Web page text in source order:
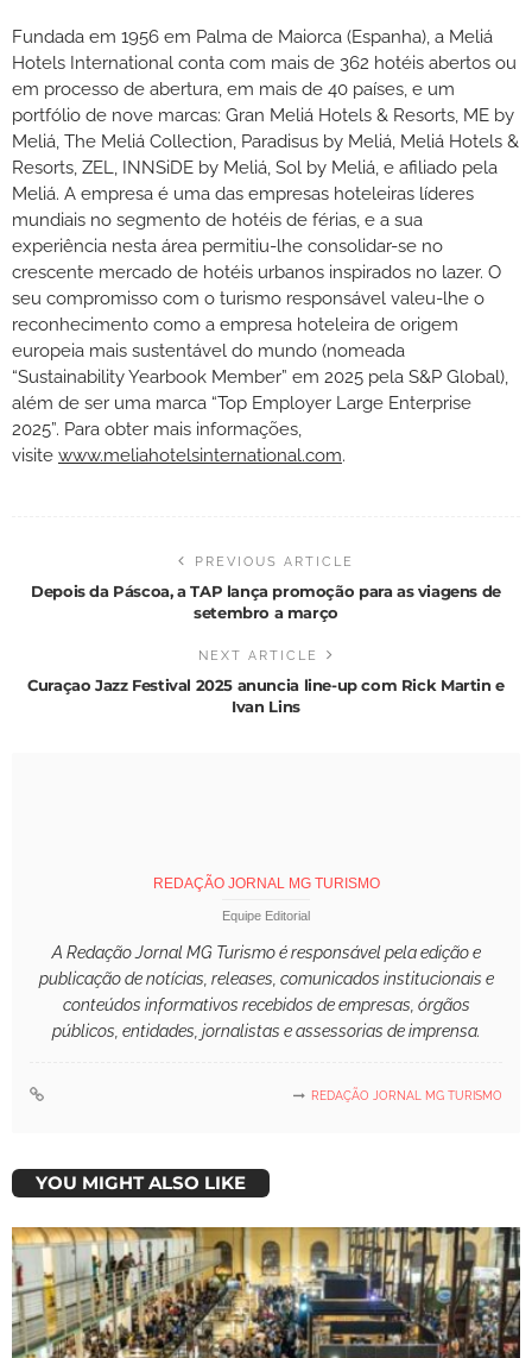
Fundada em 1956 em Palma de Maiorca (Espanha), a Meliá
Hotels International conta com mais de 362 hotéis abertos ou
em processo de abertura, em mais de 40 países, e um
portfólio de nove marcas: Gran Meliá Hotels & Resorts, ME by
Meliá, The Meliá Collection, Paradisus by Meliá, Meliá Hotels &
Resorts, ZEL, INNSiDE by Meliá, Sol by Meliá, e afiliado pela
Meliá. A empresa é uma das empresas hoteleiras líderes
mundiais no segmento de hotéis de férias, e a sua
experiência nesta área permitiu-lhe consolidar-se no
crescente mercado de hotéis urbanos inspirados no lazer. O
seu compromisso com o turismo responsável valeu-lhe o
reconhecimento como a empresa hoteleira de origem
europeia mais sustentável do mundo (nomeada
“Sustainability Yearbook Member” em 2025 pela S&P Global),
além de ser uma marca “Top Employer Large Enterprise
2025”. Para obter mais informações,
visite www.meliahotelsinternational.com.
PREVIOUS ARTICLE
Depois da Páscoa, a TAP lança promoção para as viagens de
setembro a março
NEXT ARTICLE
Curaçao Jazz Festival 2025 anuncia line-up com Rick Martin e
Ivan Lins
REDAÇÃO JORNAL MG TURISMO
Equipe Editorial
A Redação Jornal MG Turismo é responsável pela edição e
publicação de notícias, releases, comunicados institucionais e
conteúdos informativos recebidos de empresas, órgãos
públicos, entidades, jornalistas e assessorias de imprensa.
REDAÇÃO JORNAL MG TURISMO
YOU MIGHT ALSO LIKE